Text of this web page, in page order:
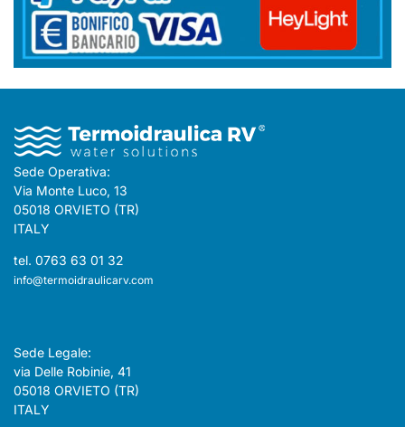
Sede Operativa:
Via Monte Luco, 13
05018 ORVIETO (TR)
ITALY
tel. 0763 63 01 32
info@termoidraulicarv.com
Sede Legale:
via Delle Robinie, 41
05018 ORVIETO (TR)
ITALY